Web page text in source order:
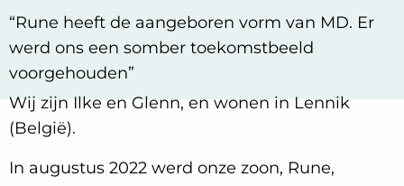
“Rune heeft de aangeboren vorm van MD. Er
werd ons een somber toekomstbeeld
voorgehouden”
Wij zijn Ilke en Glenn, en wonen in Lennik
(België).
In augustus 2022 werd onze zoon, Rune,